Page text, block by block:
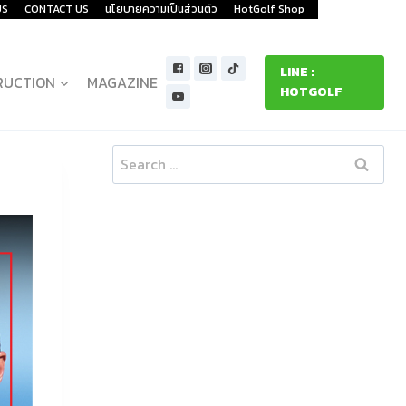
CONTACT US นโยบายความเป็นส่วนตัว HotGolf Shop
MAGAZINE
LINE :
HOTGOLF
Search
for: